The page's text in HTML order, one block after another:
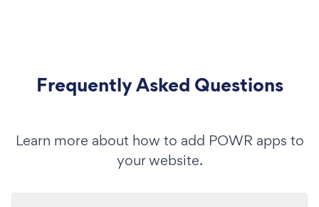
Frequently Asked Questions
Learn more about how to add POWR apps to
your website.